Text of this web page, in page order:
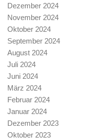
Dezember 2024
November 2024
Oktober 2024
September 2024
August 2024
Juli 2024
Juni 2024
März 2024
Februar 2024
Januar 2024
Dezember 2023
Oktober 2023